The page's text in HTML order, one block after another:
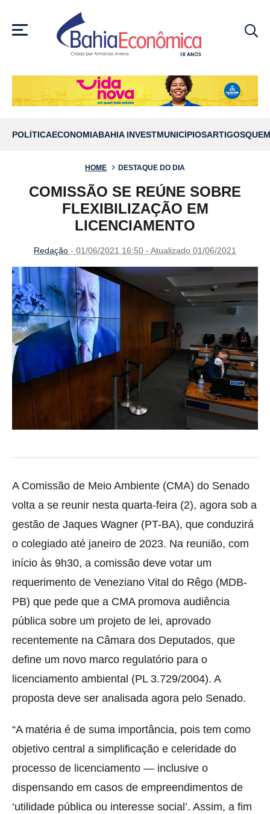
MENU
POLÍTICAECONOMIABAHIA INVESTMUNICÍPIOSARTIGOS
HOME DESTAQUE DO DIA
COMISSÃO SE REÚNE SOBRE
FLEXIBILIZAÇÃO EM
LICENCIAMENTO
Redação - 01/06/2021 16:50 - Atualizado 01/06/2021
A Comissão de Meio Ambiente (CMA) do Senado
volta a se reunir nesta quarta-feira (2), agora sob a
gestão de Jaques Wagner (PT-BA), que conduzirá
o colegiado até janeiro de 2023. Na reunião, com
início às 9h30, a comissão deve votar um
requerimento de Veneziano Vital do Rêgo (MDB-
PB) que pede que a CMA promova audiência
pública sobre um projeto de lei, aprovado
recentemente na Câmara dos Deputados, que
define um novo marco regulatório para o
licenciamento ambiental (PL 3.729/2004). A
proposta deve ser analisada agora pelo Senado.
“A matéria é de suma importância, pois tem como
objetivo central a simplificação e celeridade do
processo de licenciamento — inclusive o
dispensando em casos de empreendimentos de
‘utilidade pública ou interesse social’. Assim, a fim